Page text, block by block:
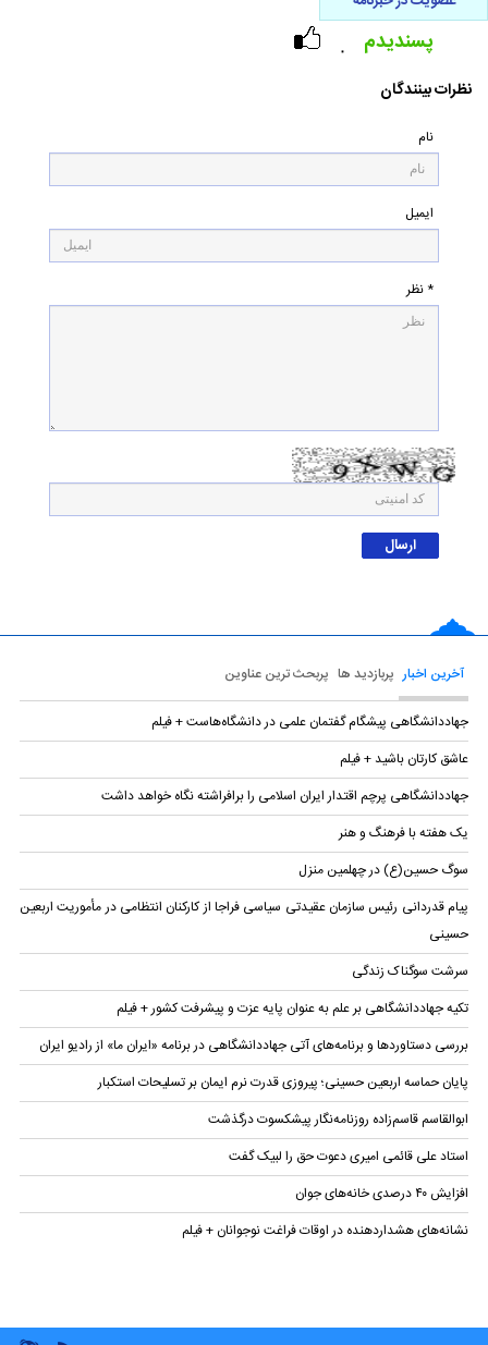
۰ پسندیدم
نظرات بینندگان
نام
ایمیل
* نظر
آخرین اخبار پربازدید ها پربحث ترین عناوین
جهاددانشگاهی پیشگام گفتمان علمی در دانشگاه‌هاست + فیلم
عاشق کارتان باشید + فیلم
جهاددانشگاهی پرچم اقتدار ایران اسلامی را برافراشته نگاه خواهد داشت
یک هفته با فرهنگ و هنر
سوگ حسین(ع) در چهلمین منزل
پیام قدردانی رئیس سازمان عقیدتی سیاسی فراجا از کارکنان انتظامی در مأموریت اربعین
حسینی
سرشت سوگناک زندگی
تکیه جهاددانشگاهی بر علم به عنوان پایه عزت و پیشرفت کشور + فیلم
بررسی دستاوردها و برنامه‌های آتی جهاددانشگاهی در برنامه «ایران ما» از رادیو ایران
پایان حماسه‌ اربعین حسینی؛ پیروزی قدرت نرم ایمان بر تسلیحات استکبار
ابوالقاسم قاسم‌زاده روزنامه‌نگار پیشکسوت درگذشت
استاد علی قائمی امیری دعوت حق را لبیک گفت
افزایش ۴۰ درصدی خانه‌های جوان
نشانه‌های هشداردهنده در اوقات فراغت نوجوانان + فیلم